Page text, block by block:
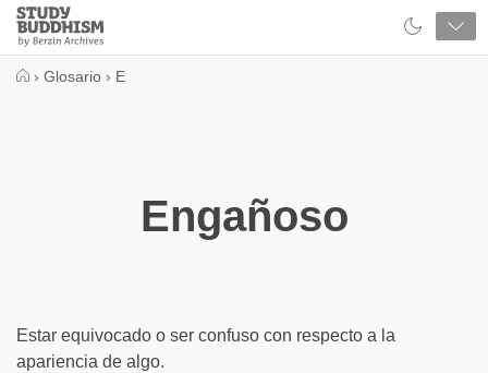
Close
Study
Buddhism
› Glosario › E
Engañoso
Estar equivocado o ser confuso con respecto a la
apariencia de algo.